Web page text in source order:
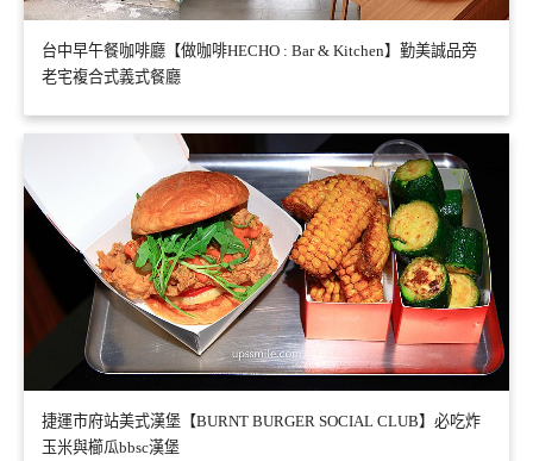
台中早午餐咖啡廳【做咖啡HECHO : Bar & Kitchen】勤美誠品旁
老宅複合式義式餐廳
捷運市府站美式漢堡【BURNT BURGER SOCIAL CLUB】必吃炸
玉米與櫛瓜bbsc漢堡